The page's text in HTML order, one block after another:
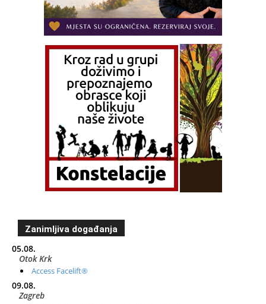
Zanimljiva događanja
05.08.
Otok Krk
Access Facelift®
09.08.
Zagreb